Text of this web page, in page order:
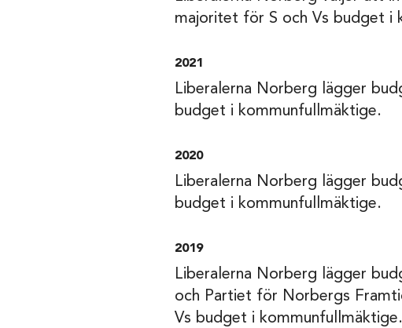
majoritet för S och Vs budget i
2021
Liberalerna Norberg lägger
budget i kommunfullmäktige.
2020
Liberalerna Norberg lägger
budget i kommunfullmäktige.
2019
Liberalerna Norberg lägger
och Partiet för Norbergs
Vs budget i kommunfullmäktige.